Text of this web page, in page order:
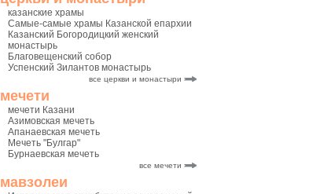
казанские храмы
Самые-самые храмы Казанской епархии
Казанский Богородицкий женский
монастырь
Благовещенский собор
Успенский Зилантов монастырь
все церкви и монастыри
мечети
мечети Казани
Азимовская мечеть
Апанаевская мечеть
Мечеть "Булгар"
Бурнаевская мечеть
все мечети
мавзолеи